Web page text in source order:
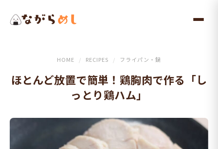
HOME / RECIPES / フライパン・鍋
ほとんど放置で簡単！鶏胸肉で作る「し
っとり鶏ハム」